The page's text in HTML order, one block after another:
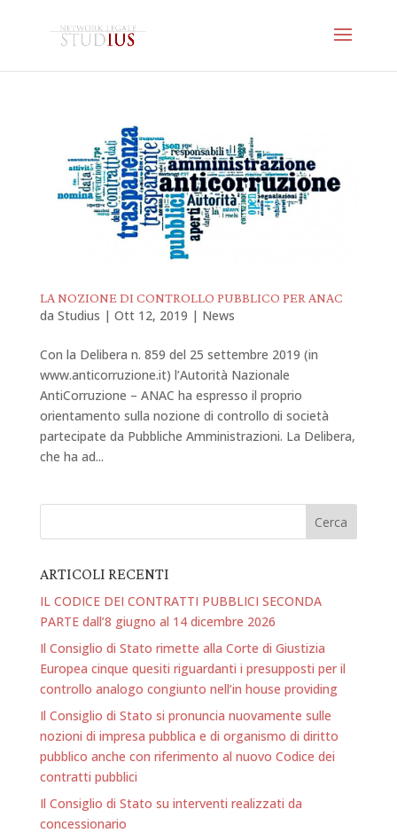
LA NOZIONE DI CONTROLLO PUBBLICO PER ANAC
da Studius | Ott 12, 2019 | News
Con la Delibera n. 859 del 25 settembre 2019 (in
www.anticorruzione.it) l’Autorità Nazionale
AntiCorruzione – ANAC ha espresso il proprio
orientamento sulla nozione di controllo di società
partecipate da Pubbliche Amministrazioni. La Delibera,
che ha ad...
ARTICOLI RECENTI
IL CODICE DEI CONTRATTI PUBBLICI SECONDA
PARTE dall’8 giugno al 14 dicembre 2026
Il Consiglio di Stato rimette alla Corte di Giustizia
Europea cinque quesiti riguardanti i presupposti per il
controllo analogo congiunto nell’in house providing
Il Consiglio di Stato si pronuncia nuovamente sulle
nozioni di impresa pubblica e di organismo di diritto
pubblico anche con riferimento al nuovo Codice dei
contratti pubblici
Il Consiglio di Stato su interventi realizzati da
concessionario